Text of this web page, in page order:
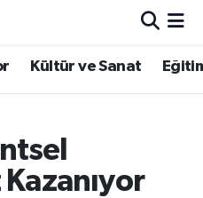
Kültür ve Sanat
Kazanıyor
ve Fikstür